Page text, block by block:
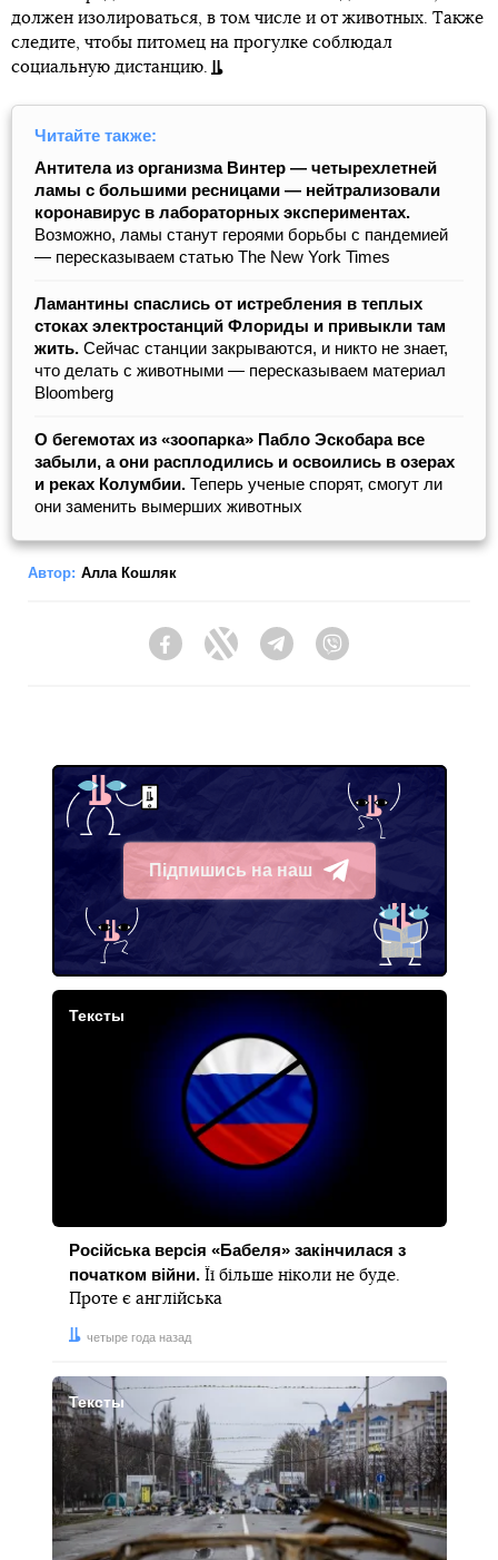
должен изолироваться, в том числе и от животных. Также
следите, чтобы питомец на прогулке соблюдал
социальную дистанцию.
Читайте также:
Антитела из организма Винтер — четырехлетней
ламы с большими ресницами — нейтрализовали
коронавирус в лабораторных экспериментах.
Возможно, ламы станут героями борьбы с пандемией
― пересказываем статью The New York Times
Ламантины спаслись от истребления в теплых
стоках электростанций Флориды и привыкли там
жить. Сейчас станции закрываются, и никто не знает,
что делать с животными — пересказываем материал
Bloomberg
О бегемотах из «зоопарка» Пабло Эскобара все
забыли, а они расплодились и освоились в озерах
и реках Колумбии. Теперь ученые спорят, смогут ли
они заменить вымерших животных
Автор: Алла Кошляк
FacebookTwitter Telegram
Підпишись на наш
Telegram
Тексты
Російська версія «Бабеля» закінчилася з
початком війни.Її більше ніколи не буде.
Проте є англійська
Дата:четыре года назад
Тексты